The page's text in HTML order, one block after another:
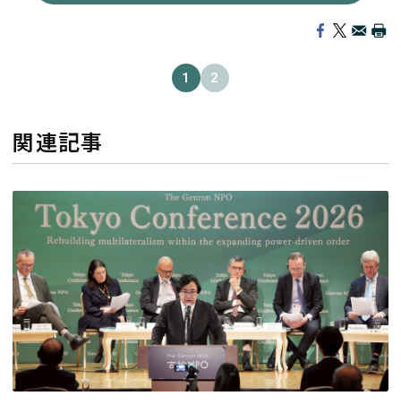
1 2
関連記事